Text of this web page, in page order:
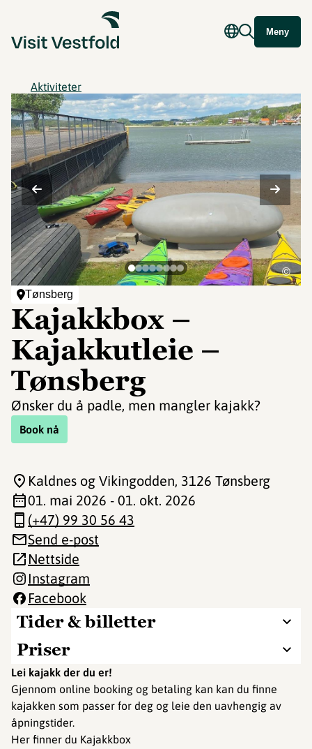
Meny
Aktiviteter
Tønsberg
Kajakkbox –
Kajakkutleie –
Tønsberg
Ønsker du å padle, men mangler kajakk?
Book nå
©
Tider & billetter
Priser
Lei kajakk der du er!
Gjennom online booking og betaling kan kan du finne
kajakken som passer for deg og leie den uavhengig av
åpningstider.
Her finner du Kajakkbox
Kaldnes og Vikingodden, 3126 Tønsberg
01. mai 2026 - 01. okt. 2026
(+47) 99 30 56 43
Send e-post
Nettside
Instagram
Facebook